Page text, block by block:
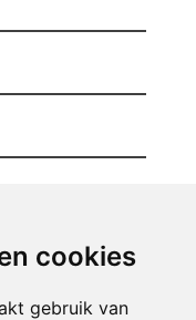
cookies
gebruik van